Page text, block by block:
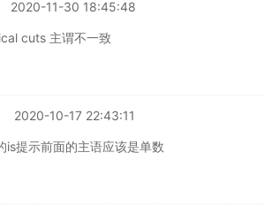
2020-11-30 18:45:48
cuts 主谓不一致
2020-10-17 22:43:11
is提示前面的主语应该是单数